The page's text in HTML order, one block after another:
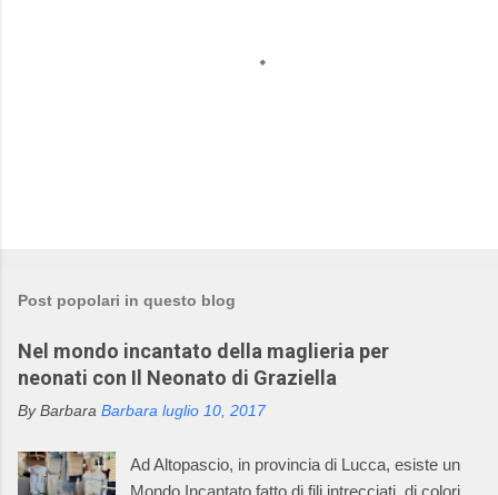
t
n
c
m
e
n
t
Post popolari in questo blog
Nel mondo incantato della maglieria per
neonati con Il Neonato di Graziella
By Barbara Barbara luglio 10, 2017
Ad Altopascio, in provincia di Lucca, esiste un
Mondo Incantato fatto di fili intrecciati, di colori